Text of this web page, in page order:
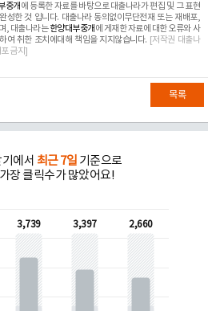
중개 에 등록한 자료를 바탕으로 대출나라가 편집 및 그 표현
성한 것 입니다. 대출나라 동의없이무단전재 또는 재배포,
, 대출나라는한양대부중개 에 게재한 자료에 대한 오류와 사
여 취한 조치에대해 책임을 지지않습니다. [저작권 대출나
금지]
목록
에서 최근 7일 기준으로
장 클릭수가 많았어요!
3,739 3,397 2,660